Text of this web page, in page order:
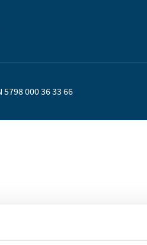
5798 000 36 33 66